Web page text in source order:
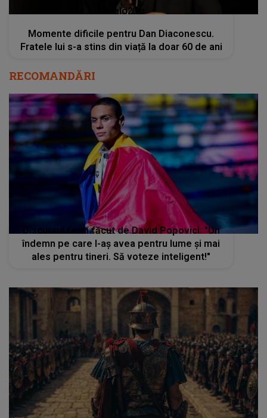
kanald2.ro
Momente dificile pentru Dan Diaconescu.
Fratele lui s-a stins din viață la doar 60 de ani
RECOMANDĂRI
Discursul ferm făcut de David Popovici: "Un
îndemn pe care l-aş avea pentru lume şi mai
ales pentru tineri. Să voteze inteligent!"